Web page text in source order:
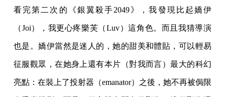
看完第二次的《銀翼殺手2049》，我發現比起嬌伊
（Joi），我更心疼樂芙（Luv）這角色。而且我猜導演
也是。嬌伊當然是迷人的，她的甜美和體貼，可以輕易
征服觀眾，在她身上還有本片（對我而言）最大的科幻
亮點：在裝上了投射器（emanator）之後，她不再被侷限